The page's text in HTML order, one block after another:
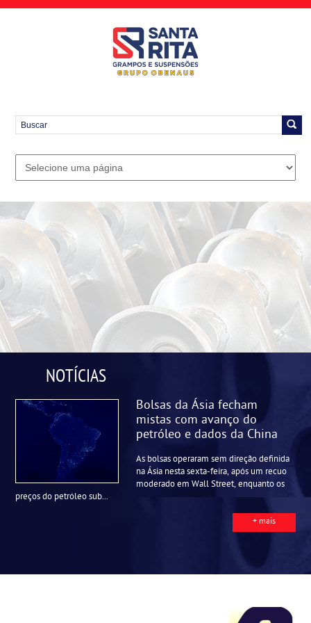
NOTÍCIAS
Bolsas da Ásia fecham
mistas com avanço do
petróleo e dados da China
As bolsas operaram sem direção definida
na Ásia nesta sexta-feira, após um recuo
moderado em Wall Street, enquanto os
preços do petróleo sub...
+ mais